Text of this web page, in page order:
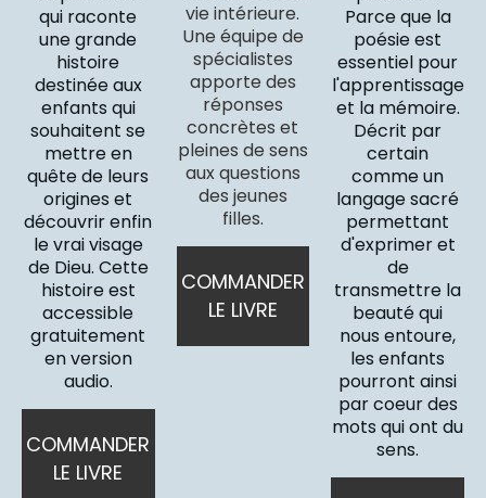
qui raconte
une grande
histoire
destinée aux
enfants qui
souhaitent se
mettre en
quête de leurs
origines et
découvrir enfin
le vrai visage
de Dieu. Cette
histoire est
accessible
gratuitement
en version
audio.
COMMANDER
LE LIVRE
vie intérieure.
Une équipe de
spécialistes
apporte des
réponses
concrètes et
pleines de sens
aux questions
des jeunes
filles.
COMMANDER
LE LIVRE
Parce que la
poésie est
essentiel pour
l'apprentissage
et la mémoire.
Décrit par
certain
comme un
langage sacré
permettant
d'exprimer et
de
transmettre la
beauté qui
nous entoure,
les enfants
pourront ainsi
par coeur des
mots qui ont du
sens.